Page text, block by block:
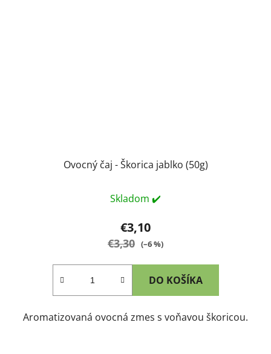
Ovocný čaj - Škorica jablko (50g)
Skladom ✔️
€3,10
€3,30 (–6 %)
DO KOŠÍKA
Aromatizovaná ovocná zmes s voňavou škoricou.